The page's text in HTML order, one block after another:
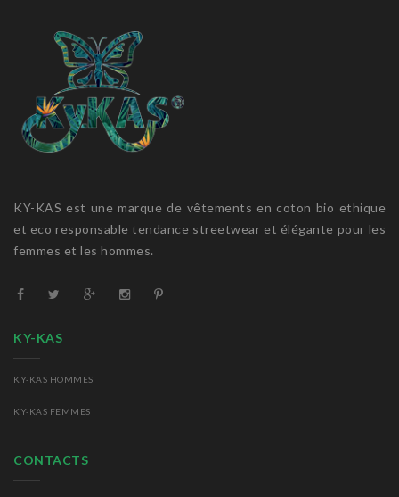
KY-KAS est une marque de vêtements en coton bio ethique
et eco responsable tendance streetwear et élégante pour les
femmes et les hommes.
KY-KAS
KY-KAS HOMMES
KY-KAS FEMMES
CONTACTS